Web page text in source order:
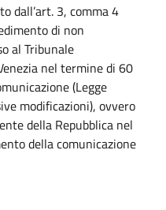
dall’art. 3, comma 4
di non
al Tribunale
nel termine di 60
(Legge
modificazioni), ovvero
della Repubblica nel
della comunicazione